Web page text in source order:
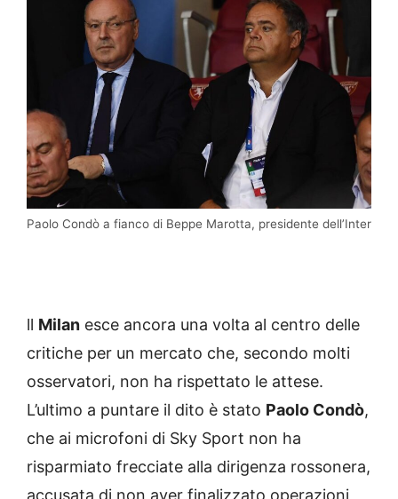
Paolo Condò a fianco di Beppe Marotta, presidente dell’Inter
ll Milan esce ancora una volta al centro delle
critiche per un mercato che, secondo molti
osservatori, non ha rispettato le attese.
L’ultimo a puntare il dito è stato Paolo Condò,
che ai microfoni di Sky Sport non ha
risparmiato frecciate alla dirigenza rossonera,
accusata di non aver finalizzato operazioni